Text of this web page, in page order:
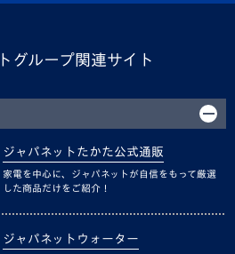
グループ関連サイト
ジャパネットたかた公式通販
家電を中心に、ジャパネットが自信をもって厳選
した商品だけをご紹介！
ジャパネットウォーター